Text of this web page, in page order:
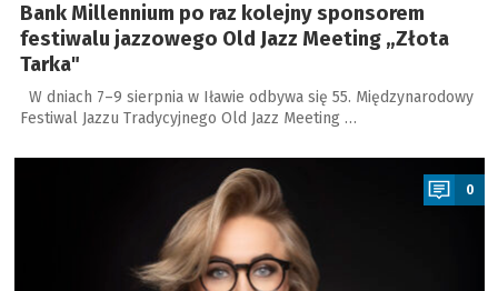
Bank Millennium po raz kolejny sponsorem
festiwalu jazzowego Old Jazz Meeting „Złota
Tarka"
W dniach 7–9 sierpnia w Iławie odbywa się 55. Międzynarodowy
Festiwal Jazzu Tradycyjnego Old Jazz Meeting …
a
0